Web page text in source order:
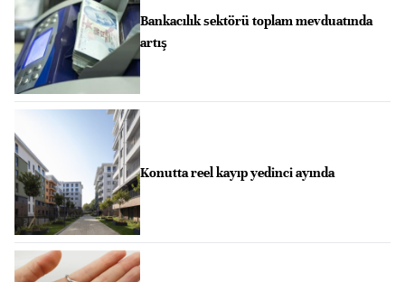
Bankacılık sektörü toplam mevduatında
artış
Konutta reel kayıp yedinci ayında